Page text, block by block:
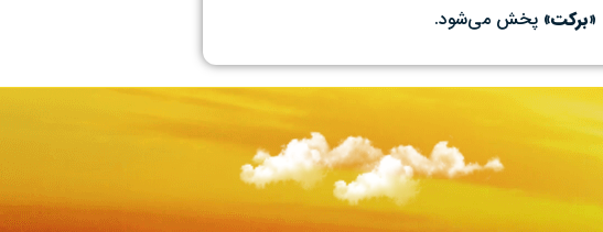
«برکت» پخش می‌شود.